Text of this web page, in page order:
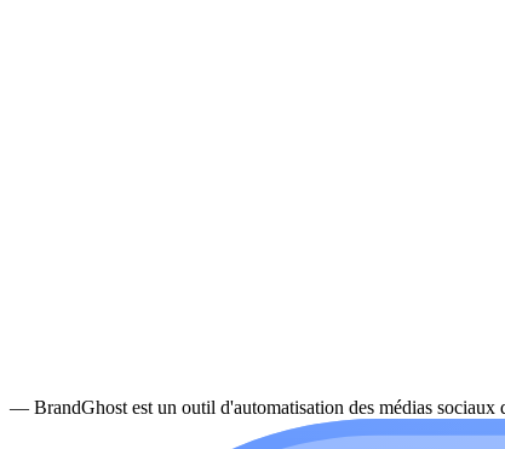
— BrandGhost est un outil d'automatisation des médias